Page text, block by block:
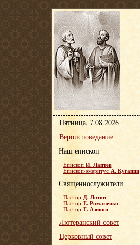
Пятница, 7.08.2026
Вероисповедание
Наш епископ
Епископ И. Лаптев
Епископ-эмеритус А. Кугаппи
Священнослужители
Пастор Д. Лотов
Пастор Е. Романенко
Пастор Г. Азиков
Лютеранский совет
Церковный совет